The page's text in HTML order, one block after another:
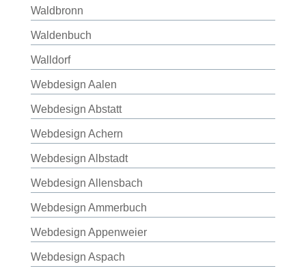
Waldbronn
Waldenbuch
Walldorf
Webdesign Aalen
Webdesign Abstatt
Webdesign Achern
Webdesign Albstadt
Webdesign Allensbach
Webdesign Ammerbuch
Webdesign Appenweier
Webdesign Aspach